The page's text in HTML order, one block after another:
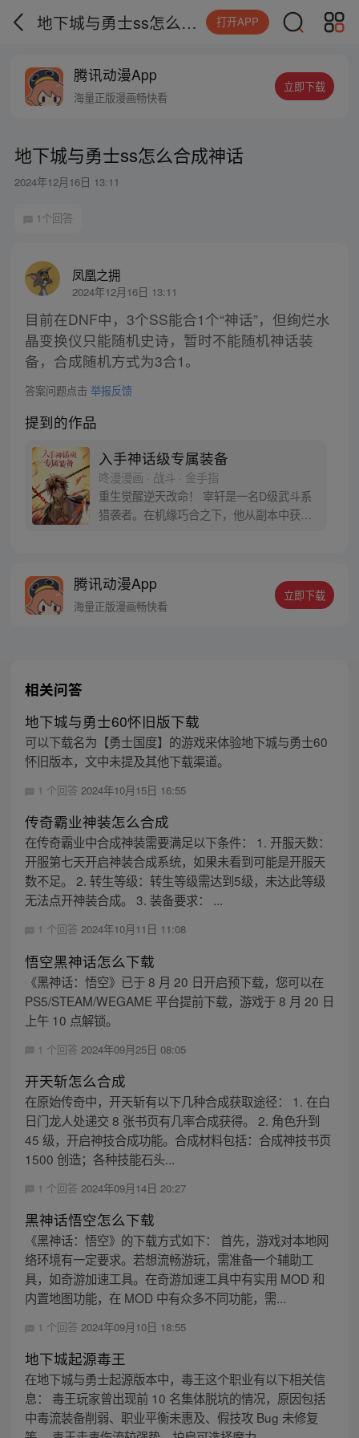
地下城与勇士ss怎么合成神话 打开APP
腾讯动漫App
海量正版漫画畅快看
立即下载
地下城与勇士ss怎么合成神话
2024年12月16日 13:11
1个回答
凤凰之拥
2024年12月16日 13:11
目前在DNF中，3个SS能合1个“神话”，但绚烂水
晶变换仪只能随机史诗，暂时不能随机神话装
备，合成随机方式为3合1。
答案问题点击 举报反馈
提到的作品
入手神话级专属装备
咚漫漫画 · 战斗 · 金手指
重生觉醒逆天改命！ 宰轩是一名D级武斗系
猎袭者。在机缘巧合之下，他从副本中获得
腾讯动漫App
海量正版漫画畅快看
立即下载
相关问答
地下城与勇士60怀旧版下载
可以下载名为【勇士国度】的游戏来体验地下城与勇士60
怀旧版本，文中未提及其他下载渠道。
1 个回答 2024年10月15日 16:55
传奇霸业神装怎么合成
在传奇霸业中合成神装需要满足以下条件： 1. 开服天数：
开服第七天开启神装合成系统，如果未看到可能是开服天
数不足。 2. 转生等级：转生等级需达到5级，未达此等级
无法点开神装合成。 3. 装备要求： ...
1 个回答 2024年10月11日 11:08
悟空黑神话怎么下载
《黑神话：悟空》已于 8 月 20 日开启预下载，您可以在
PS5/STEAM/WEGAME 平台提前下载，游戏于 8 月 20 日
上午 10 点解锁。
1 个回答 2024年09月25日 08:05
开天斩怎么合成
在原始传奇中，开天斩有以下几种合成获取途径： 1. 在白
日门龙人处递交 8 张书页有几率合成获得。 2. 角色升到
45 级，开启神技合成功能。合成材料包括：合成神技书页
1500 创造；各种技能石头...
1 个回答 2024年09月14日 20:27
黑神话悟空怎么下载
《黑神话：悟空》的下载方式如下： 首先，游戏对本地网
络环境有一定要求。若想流畅游玩，需准备一个辅助工
具，如奇游加速工具。在奇游加速工具中有实用 MOD 和
内置地图功能，在 MOD 中有众多不同功能，需...
1 个回答 2024年09月10日 18:55
地下城起源毒王
在地下城与勇士起源版本中，毒王这个职业有以下相关信
息： 毒王玩家曾出现前 10 名集体脱坑的情况，原因包括
中毒流装备削弱、职业平衡未惠及、假技攻 Bug 未修复